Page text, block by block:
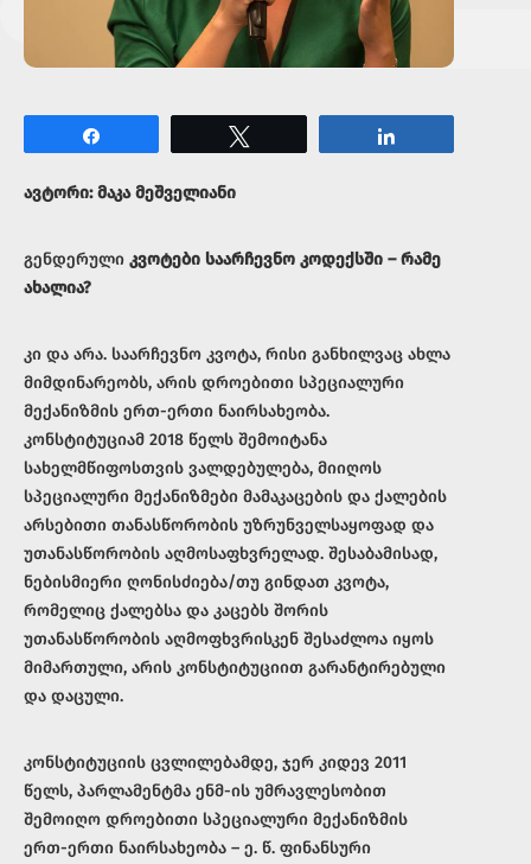
ავტორი: მაკა მეშველიანი
გენდერული კვოტები საარჩევნო კოდექსში – რამე
ახალია?
კი და არა. საარჩევნო კვოტა, რისი განხილვაც ახლა
მიმდინარეობს, არის დროებითი სპეციალური
მექანიზმის ერთ-ერთი ნაირსახეობა.
კონსტიტუციამ 2018 წელს შემოიტანა
სახელმწიფოსთვის ვალდებულება, მიიღოს
სპეციალური მექანიზმები მამაკაცების და ქალების
არსებითი თანასწორობის უზრუნველსაყოფად და
უთანასწორობის აღმოსაფხვრელად. შესაბამისად,
ნებისმიერი ღონისძიება/თუ გინდათ კვოტა,
რომელიც ქალებსა და კაცებს შორის
უთანასწორობის აღმოფხვრისკენ შესაძლოა იყოს
მიმართული, არის კონსტიტუციით გარანტირებული
და დაცული.
კონსტიტუციის ცვლილებამდე, ჯერ კიდევ 2011
წელს, პარლამენტმა ენმ-ის უმრავლესობით
შემოიღო დროებითი სპეციალური მექანიზმის
ერთ-ერთი ნაირსახეობა – ე. წ. ფინანსური